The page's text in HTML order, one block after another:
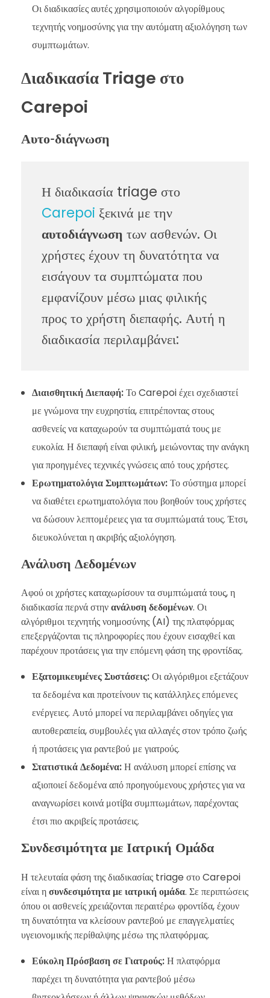
Οι διαδικασίες αυτές χρησιμοποιούν αλγορίθμους
τεχνητής νοημοσύνης για την αυτόματη αξιολόγηση των
συμπτωμάτων.
Διαδικασία Triage στο
Carepoi
Αυτο-διάγνωση
Η διαδικασία triage στο
Carepoi ξεκινά με την
αυτοδιάγνωση των ασθενών. Οι
χρήστες έχουν τη δυνατότητα να
εισάγουν τα συμπτώματα που
εμφανίζουν μέσω μιας φιλικής
προς το χρήστη διεπαφής. Αυτή η
διαδικασία περιλαμβάνει:
Διαισθητική Διεπαφή:Το Carepoi έχει σχεδιαστεί
με γνώμονα την ευχρηστία, επιτρέποντας στους
ασθενείς να καταχωρούν τα συμπτώματά τους με
ευκολία. Η διεπαφή είναι φιλική, μειώνοντας την ανάγκη
για προηγμένες τεχνικές γνώσεις από τους χρήστες.
Ερωτηματολόγια Συμπτωμάτων:Το σύστημα μπορεί
να διαθέτει ερωτηματολόγια που βοηθούν τους χρήστες
να δώσουν λεπτομέρειες για τα συμπτώματά τους. Έτσι,
διευκολύνεται η ακριβής αξιολόγηση.
Ανάλυση Δεδομένων
Αφού οι χρήστες καταχωρίσουν τα συμπτώματά τους, η
διαδικασία περνά στηνανάλυση δεδομένων. Οι
αλγόριθμοι τεχνητής νοημοσύνης (AI) της πλατφόρμας
επεξεργάζονται τις πληροφορίες που έχουν εισαχθεί και
παρέχουν προτάσεις για την επόμενη φάση της φροντίδας.
Εξατομικευμένες Συστάσεις:Οι αλγόριθμοι εξετάζουν
τα δεδομένα και προτείνουν τις κατάλληλες επόμενες
ενέργειες. Αυτό μπορεί να περιλαμβάνει οδηγίες για
αυτοθεραπεία, συμβουλές για αλλαγές στον τρόπο ζωής
ή προτάσεις για ραντεβού με γιατρούς.
Στατιστικά Δεδομένα:Η ανάλυση μπορεί επίσης να
αξιοποιεί δεδομένα από προηγούμενους χρήστες για να
αναγνωρίσει κοινά μοτίβα συμπτωμάτων, παρέχοντας
έτσι πιο ακριβείς προτάσεις.
Συνδεσιμότητα με Ιατρική Ομάδα
Η τελευταία φάση της διαδικασίας triage στο Carepoi
είναι ησυνδεσιμότητα με ιατρική ομάδα. Σε περιπτώσεις
όπου οι ασθενείς χρειάζονται περαιτέρω φροντίδα, έχουν
τη δυνατότητα να κλείσουν ραντεβού με επαγγελματίες
υγειονομικής περίθαλψης μέσω της πλατφόρμας.
Εύκολη Πρόσβαση σε Γιατρούς:Η πλατφόρμα
παρέχει τη δυνατότητα για ραντεβού μέσω